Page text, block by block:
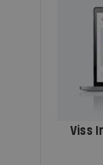
Viss